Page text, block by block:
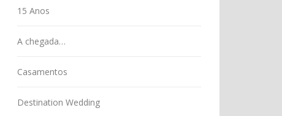
15 Anos
A chegada…
Casamentos
Destination Wedding